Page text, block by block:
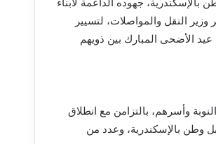
النقل والمواصلات، لتسيير
الأضحى المبارك بين ذويهم
وأسرهم، بالتزامن مع انطلاق
وطن بالإسكندرية، وعدد من